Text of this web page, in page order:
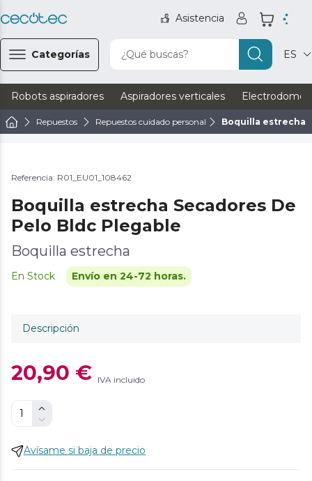
Asistencia
Categorías ¿Qué buscas? ES
Robots aspiradores Aspiradores verticales
Repuestos Repuestos cuidado personal Boquilla estrecha
Referencia: R01_EU01_108462
Boquilla estrecha Secadores De
Pelo Bldc Plegable
Boquilla estrecha
En Stock Envío en 24-72 horas.
Descripción
20,90 € IVA incluido
Avísame si baja de precio